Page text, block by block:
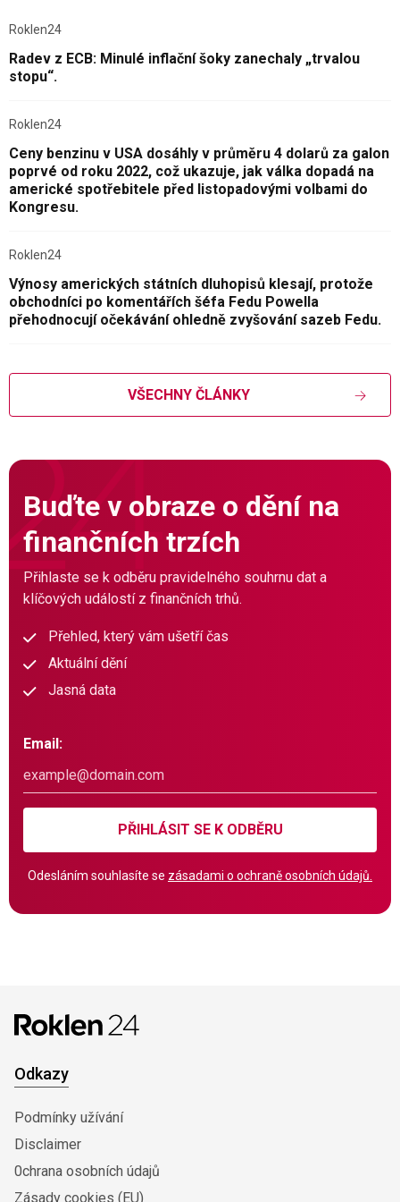
Roklen24
Radev z ECB: Minulé inflační šoky zanechaly „trvalou
stopu“.
Roklen24
Ceny benzinu v USA dosáhly v průměru 4 dolarů za galon
poprvé od roku 2022, což ukazuje, jak válka dopadá na
americké spotřebitele před listopadovými volbami do
Kongresu.
Roklen24
Výnosy amerických státních dluhopisů klesají, protože
obchodníci po komentářích šéfa Fedu Powella
přehodnocují očekávání ohledně zvyšování sazeb Fedu.
VŠECHNY ČLÁNKY
Buďte v obraze o dění na
finančních trzích
Přihlaste se k odběru pravidelného souhrnu dat a
klíčových událostí z finančních trhů.
Přehled, který vám ušetří čas
Aktuální dění
Jasná data
Email:
PŘIHLÁSIT SE K ODBĚRU
Odesláním souhlasíte se zásadami o ochraně osobních údajů.
Odkazy
Podmínky užívání
Disclaimer
0chrana osobních údajů
Zásady cookies (EU)